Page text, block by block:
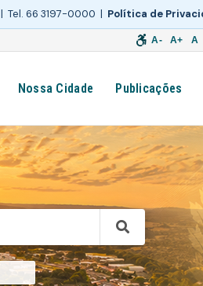
| Tel. 66 3197-0000 | Política de
A- A+ A
Nossa Cidade Publicações